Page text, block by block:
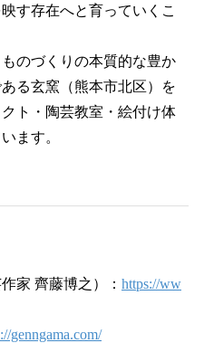
す存在へと育っていくこ
のづくりの本質的な豊か
る玄窯（熊本市北区）を
ト・陶芸教室・絵付け体
ます。
家 齊藤博之）： https://ww
genngama.com/